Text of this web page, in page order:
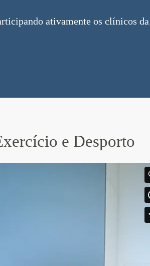
ativamente os clínicos da
e Desporto